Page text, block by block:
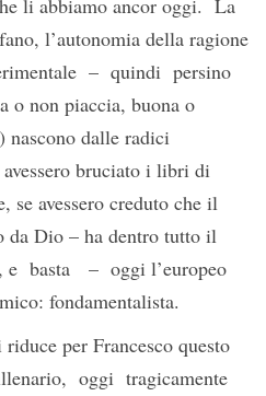
li abbiamo ancor oggi. La
l’autonomia della ragione
– quindi persino
non piaccia, buona o
nascono dalle radici
bruciato i libri di
se avessero creduto che il
da Dio – ha dentro tutto il
e basta – oggi l’europeo
fondamentalista.
per Francesco questo
oggi tragicamente